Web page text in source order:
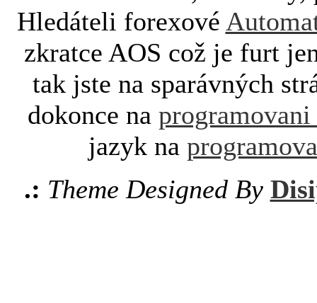
Hledáteli forexové
zkratce AOS což je furt
tak jste na sparávných
dokonce na programovani
jazyk na
.: Theme Designed By